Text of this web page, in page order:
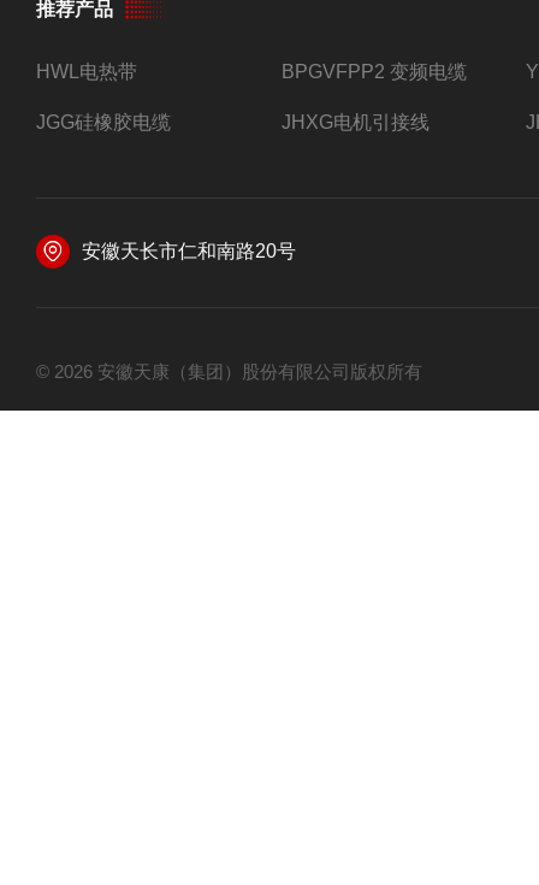
推荐产品
HWL电热带 BPGVFPP2 变频电缆
JGG硅橡胶电缆 JHXG电机引接线
安徽天长市仁和南路20号
© 2026 安徽天康（集团）股份有限公司版权所有